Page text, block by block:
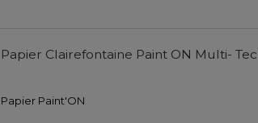
Papier Clairefontaine Paint ON Multi-
Papier Paint'ON